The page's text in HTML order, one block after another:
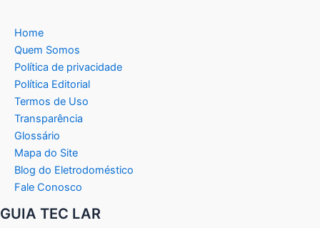
Home
Quem Somos
Política de privacidade
Política Editorial
Termos de Uso
Transparência
Glossário
Mapa do Site
Blog do Eletrodoméstico
Fale Conosco
GUIA TEC LAR